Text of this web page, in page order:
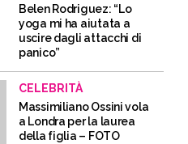
Belen Rodriguez: “Lo
yoga mi ha aiutata a
uscire dagli attacchi di
panico”
CELEBRITÀ
Massimiliano Ossini vola
a Londra per la laurea
della figlia – FOTO